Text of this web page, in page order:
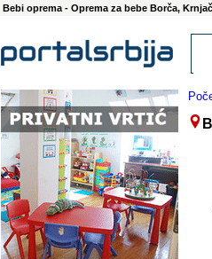
Bebi oprema - Oprema za bebe Borča,